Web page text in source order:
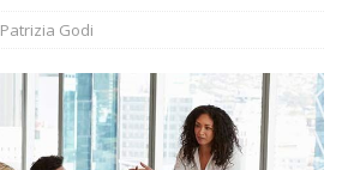
Patrizia Godi